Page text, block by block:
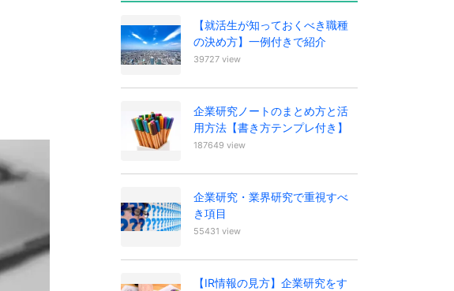
【就活生が知っておくべき職種
の決め方】一例付きで紹介
39727 view
企業研究ノートのまとめ方と活
用方法【書き方テンプレ付き】
187649 view
企業研究・業界研究で重視すべ
き項目
55431 view
【IR情報の見方】企業研究をす